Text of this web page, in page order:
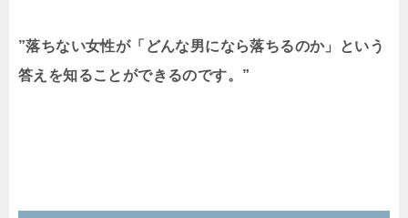
”落ちない女性が「どんな男になら落ちるのか」という
答えを知ることができるのです。”